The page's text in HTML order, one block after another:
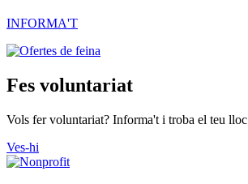
INFORMA'T
Fes voluntariat
Vols fer voluntariat? Informa't i troba el teu lloc
Ves-hi